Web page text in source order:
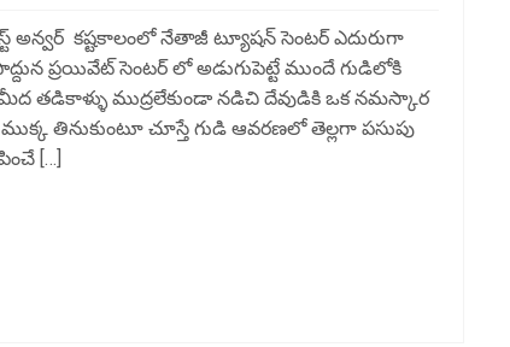
అన్వర్ కష్టకాలంలో నేతాజీ ట్యూషన్ సెంటర్ ఎదురుగా
ప్రయివేట్ సెంటర్ లో అడుగుపెట్టే ముందే గుడిలోకి
మీద తడికాళ్ళు ముద్రలేకుండా నడిచి దేవుడికి ఒక నమస్కార
తినుకుంటూ చూస్తే గుడి ఆవరణలో తెల్లగా పసుపు
[…]